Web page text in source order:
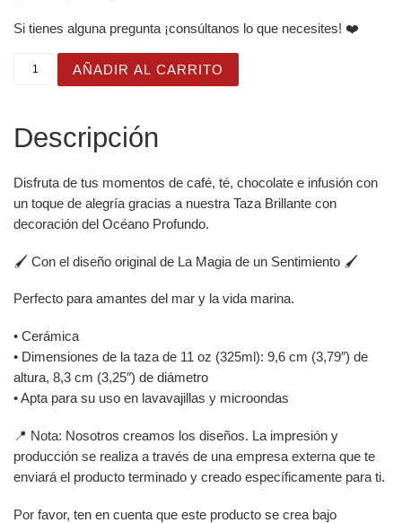
Si tienes alguna pregunta ¡consúltanos lo que necesites! ❤️
Taza Brillante con Bonito Dibujo de Nereida con Corona
AÑADIR AL CARRITO
Descripción
Disfruta de tus momentos de café, té, chocolate e infusión con
un toque de alegría gracias a nuestra Taza Brillante con
decoración del Océano Profundo.
🖌️ Con el diseño original de La Magia de un Sentimiento 🖌️
Perfecto para amantes del mar y la vida marina.
• Cerámica
• Dimensiones de la taza de 11 oz (325ml): 9,6 cm (3,79″) de
altura, 8,3 cm (3,25″) de diámetro
• Apta para su uso en lavavajillas y microondas
📍 Nota: Nosotros creamos los diseños. La impresión y
producción se realiza a través de una empresa externa que te
enviará el producto terminado y creado específicamente para ti.
Por favor, ten en cuenta que este producto se crea bajo